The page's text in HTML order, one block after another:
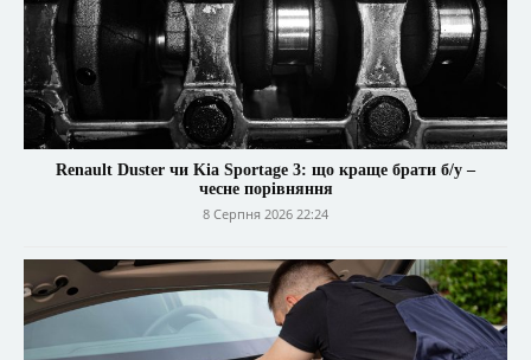
Renault Duster чи Kia Sportage 3: що краще брати б/у –
чесне порівняння
8 Серпня 2026 22:24